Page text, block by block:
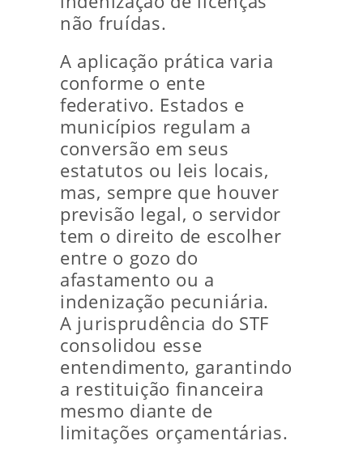
não fruídas.
A aplicação prática varia
conforme o ente
federativo. Estados e
municípios regulam a
conversão em seus
estatutos ou leis locais,
mas, sempre que houver
previsão legal, o servidor
tem o direito de escolher
entre o gozo do
afastamento ou a
indenização pecuniária.
A jurisprudência do STF
consolidou esse
entendimento, garantindo
a restituição financeira
mesmo diante de
limitações orçamentárias.